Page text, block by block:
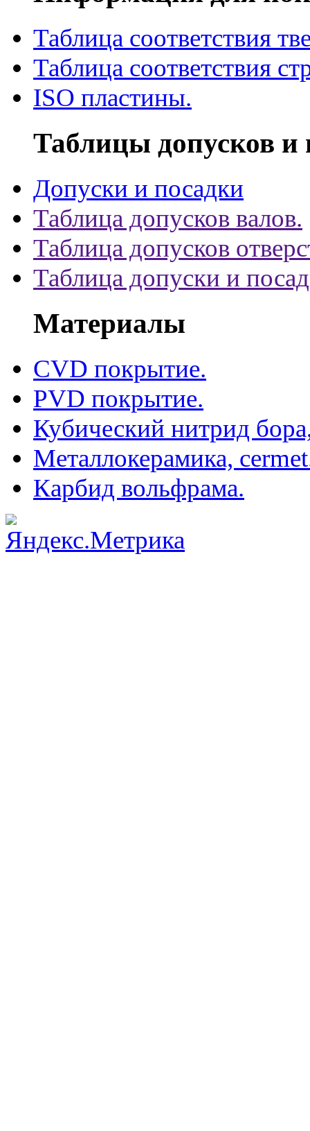
Таблица соответствия
Таблица соответствия
ISO пластины.
Таблицы допусков и
Допуски и посадки
Таблица допусков валов.
Таблица допусков
Таблица допуски и
Материалы
CVD покрытие.
PVD покрытие.
Кубический нитрид
Металлокерамика,
Карбид вольфрама.